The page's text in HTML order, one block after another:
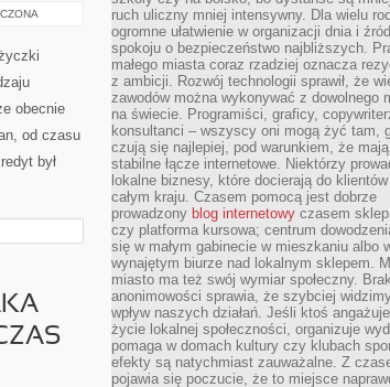
obecnie
od czasu
był
ruch uliczny mniej intensywny. Dla wielu
ogromne ułatwienie w organizacji dnia i
spokoju o bezpieczeństwo najbliższych.
małego miasta coraz rzadziej oznacza
z ambicji. Rozwój technologii sprawił, że
zawodów można wykonywać z dowolnego
na świecie. Programiści, graficy,
konsultanci – wszyscy oni mogą żyć tam,
czują się najlepiej, pod warunkiem, że mają
stabilne łącze internetowe. Niektórzy
lokalne biznesy, które docierają do
całym kraju. Czasem pomocą jest dobrze
prowadzony blog internetowy czasem
czy platforma kursowa; centrum
się w małym gabinecie w mieszkaniu albo
wynajętym biurze nad lokalnym sklepem.
miasto ma też swój wymiar społeczny. Brak
anonimowości sprawia, że szybciej
wpływ naszych działań. Jeśli ktoś
życie lokalnej społeczności, organizuje
pomaga w domach kultury czy klubach
efekty są natychmiast zauważalne. Z
pojawia się poczucie, że to miejsce